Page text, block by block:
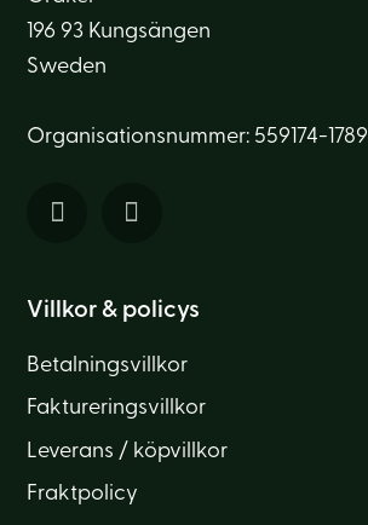
196 93 Kungsängen
Sweden
Organisationsnummer: 559174-1789
Villkor & policys
Betalningsvillkor
Faktureringsvillkor
Leverans / köpvillkor
Fraktpolicy